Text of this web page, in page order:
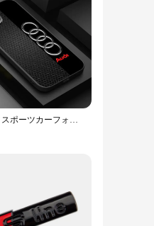
the rigors of
A4 B6's
The installation
right
and
switches
アウディスポーツカーフォンケース,iphone 16,15 pro max,14 plus,11,12,13 pro max,se,8,7,14 pro,x,xs,xr,15プロ、12ミニ